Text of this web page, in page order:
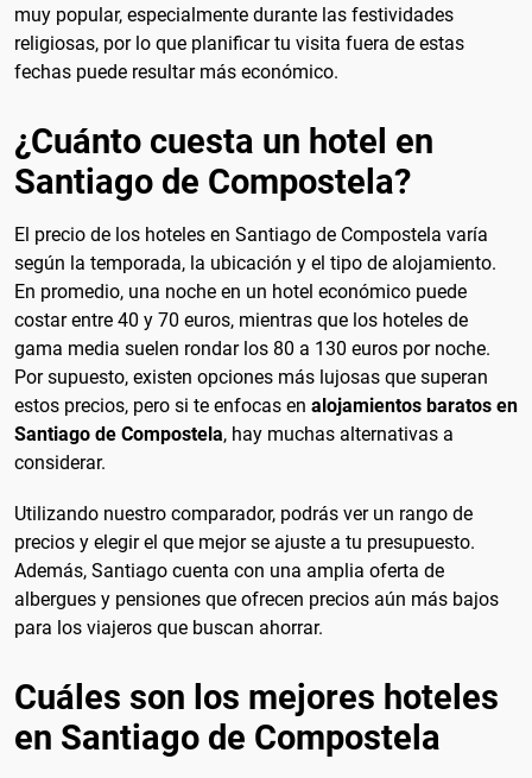
muy popular, especialmente durante las festividades
religiosas, por lo que planificar tu visita fuera de estas
fechas puede resultar más económico.
¿Cuánto cuesta un hotel en
Santiago de Compostela?
El precio de los hoteles en Santiago de Compostela varía
según la temporada, la ubicación y el tipo de alojamiento.
En promedio, una noche en un hotel económico puede
costar entre 40 y 70 euros, mientras que los hoteles de
gama media suelen rondar los 80 a 130 euros por noche.
Por supuesto, existen opciones más lujosas que superan
estos precios, pero si te enfocas en alojamientos baratos en
Santiago de Compostela, hay muchas alternativas a
considerar.
Utilizando nuestro comparador, podrás ver un rango de
precios y elegir el que mejor se ajuste a tu presupuesto.
Además, Santiago cuenta con una amplia oferta de
albergues y pensiones que ofrecen precios aún más bajos
para los viajeros que buscan ahorrar.
Cuáles son los mejores hoteles
en Santiago de Compostela